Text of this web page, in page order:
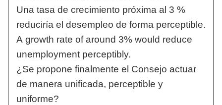
Una tasa de crecimiento próxima al 3 %
reduciría el desempleo de forma perceptible.
A growth rate of around 3% would reduce
unemployment perceptibly.
¿Se propone finalmente el Consejo actuar
de manera unificada, perceptible y
uniforme?